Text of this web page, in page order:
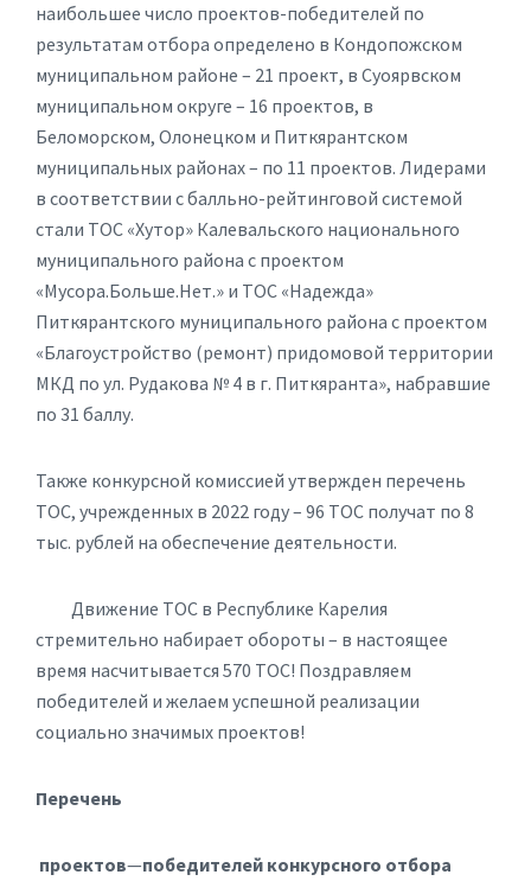
наибольшее число проектов-победителей по
результатам отбора определено в Кондопожском
муниципальном районе – 21 проект, в Суоярвском
муниципальном округе – 16 проектов, в
Беломорском, Олонецком и Питкярантском
муниципальных районах – по 11 проектов. Лидерами
в соответствии с балльно-рейтинговой системой
стали ТОС «Хутор» Калевальского национального
муниципального района с проектом
«Мусора.Больше.Нет.» и ТОС «Надежда»
Питкярантского муниципального района с проектом
«Благоустройство (ремонт) придомовой территории
МКД по ул. Рудакова № 4 в г. Питкяранта», набравшие
по 31 баллу.
Также конкурсной комиссией утвержден перечень
ТОС, учрежденных в 2022 году – 96 ТОС получат по 8
тыс. рублей на обеспечение деятельности.
Движение ТОС в Республике Карелия
стремительно набирает обороты – в настоящее
время насчитывается 570 ТОС! Поздравляем
победителей и желаем успешной реализации
социально значимых проектов!
Перечень
проектов—победителей конкурсного отбора